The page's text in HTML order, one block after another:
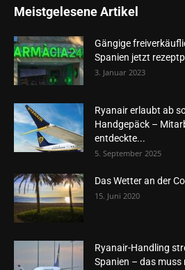
Meistgelesene Artikel
Gängige
Spanien jetzt
3. Januar 2023
Ryanair erlaubt ab
Handgepäck –
entdeckte...
5. September 2025
Das Wetter an der
15. Juni 2020
Ryanair-Handling
Spanien – das muss